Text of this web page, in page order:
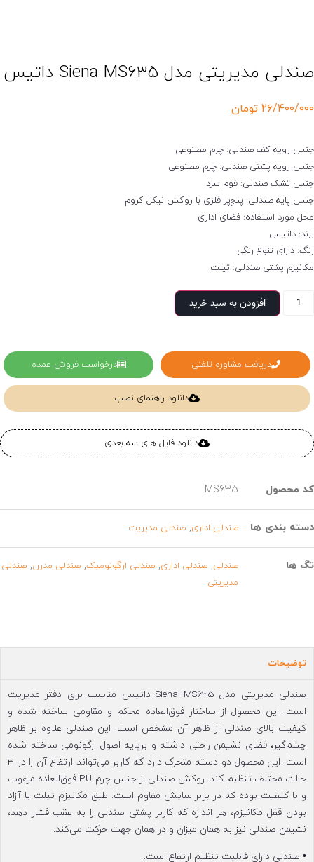
صندلی مدیریتی مدل Siena MS635 داتیس
۲۶/۴۰۰/۰۰۰ تومان
جنس رویه کف صندلی: چرم مصنوعی
جنس رویه پشتی صندلی: چرم مصنوعی
جنس تشک صندلی: فوم سرد
جنس پایه صندلی: پنج‌پر فلزی با روکش نیکل کروم
محل مورد استفاده: فضای اداری
برند: داتیس
رنگ: دارای تنوع رنگی
مکانیزم پشتی صندلی: تیلت
افزودن به سبد خرید
دریافت مشاوره تلفنی درخواست فروش عمده
دانلود راهنمای نصب
دانلود فایل های سه بعدی
کد محصول MS635
دسته بندی ها صندلی اداری, صندلی مدیریت
تگ ها صندلی, صندلی اداری, صندلی ارگونومیک, صندلی مدرن, صندلی
مدیریتی
توضیحات
صندلی مدیریتی مدل Siena MS635 داتیس مناسب برای دفتر مدیریت
است. این محصول از ساختار فوق‌العاده محکم و مقاومی ساخته شده و
کیفیت بالای صندلی از ظاهر آن مشخص است. این صندلی علاوه بر ظاهر
چشم‌گیر، فضای نشیمن راحتی داشته و برپایه اصول ارگونومی ساخته شده
است. این محصول دو دسته متحرک دارد که کاربر می‌تواند ارتفاع آن را در 3
حالت مختلف تنظیم کند. روکش صندلی از جنس چرم PU فوق‌العاده مرغوب
و با کیفیت بوده که در برابر سایش مقاوم است. طبق مکانیزم تیلت با آزاد
بودن قفل مکانیزم، هر اندازه که کاربر پشتی صندلی را به عقب فشار دهد،
نشیمن صندلی نیز به همان میزان و در همان جهت حرکت می‌کند.
• صندلی دارای قابلیت تنظیم ارتفاع است.